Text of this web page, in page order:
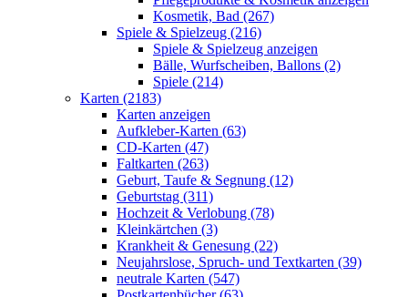
Kosmetik, Bad (267)
Spiele & Spielzeug (216)
Spiele & Spielzeug anzeigen
Bälle, Wurfscheiben, Ballons (2)
Spiele (214)
Karten (2183)
Karten anzeigen
Aufkleber-Karten (63)
CD-Karten (47)
Faltkarten (263)
Geburt, Taufe & Segnung (12)
Geburtstag (311)
Hochzeit & Verlobung (78)
Kleinkärtchen (3)
Krankheit & Genesung (22)
Neujahrslose, Spruch- und Textkarten (39)
neutrale Karten (547)